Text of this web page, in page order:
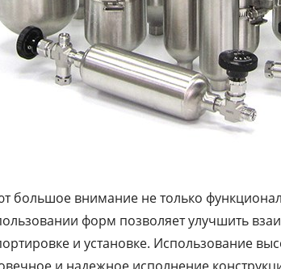
большое внимание не только
форм позволяет улучшить
и установке. Использование